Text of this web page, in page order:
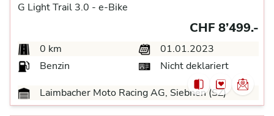
G Light Trail 3.0 - e-Bike
CHF 8’499.-
0 km
01.01.2023
Benzin
Nicht deklariert
Laimbacher Moto Racing AG, Siebnen (SZ)